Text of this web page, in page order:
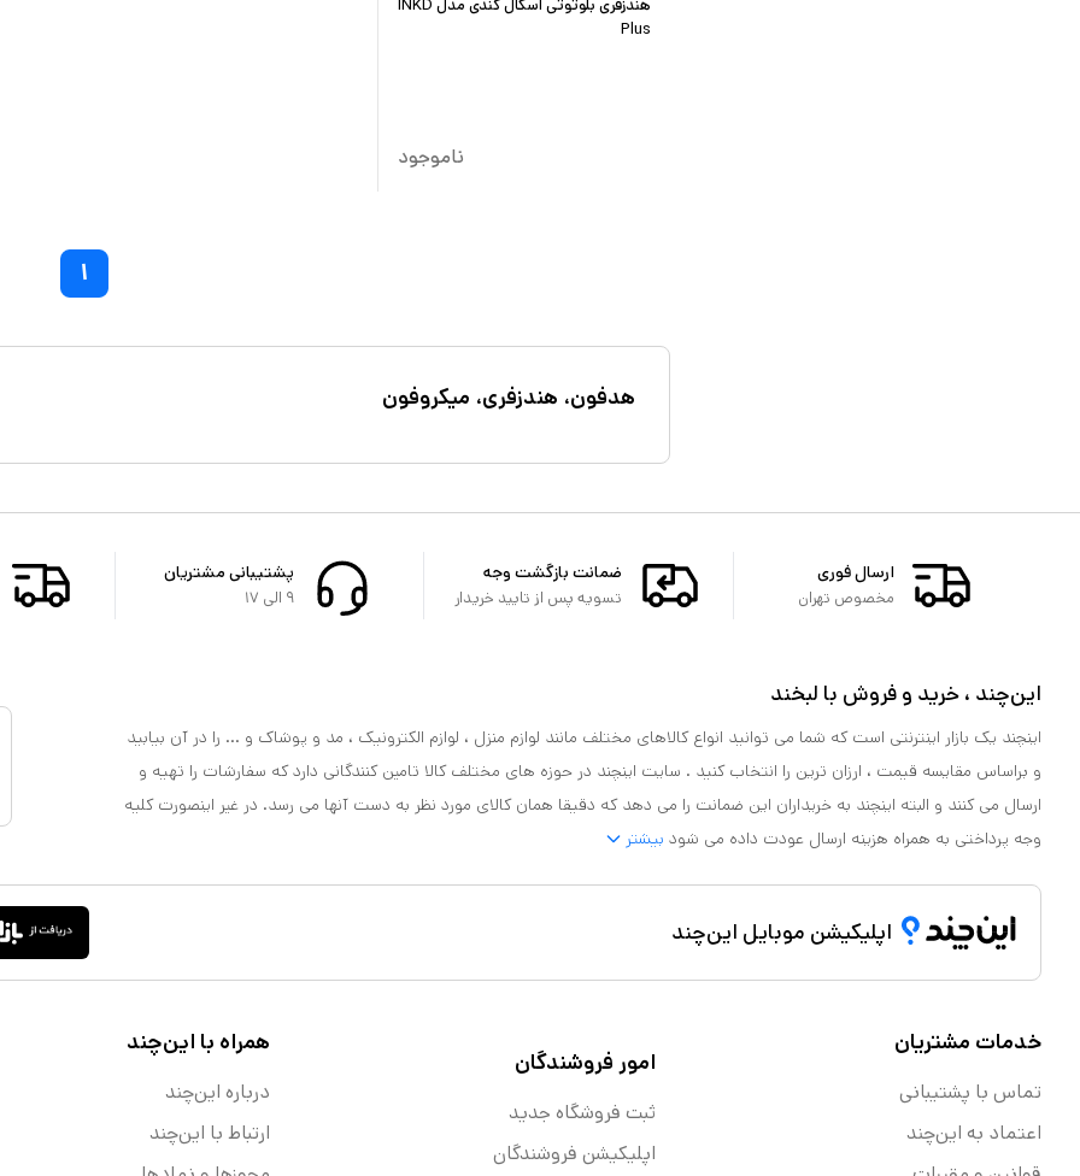
هندزفری بلوتوثی اسکال کندی مدل INKD
Plus
ناموجود
۱
هدفون، هندزفری، میکروفون
ارسال فوری
مخصوص تهران
ضمانت بازگشت وجه
تسویه پس از تایید خریدار
پشتیبانی مشتریان
۹ الی ۱۷
این‌چند ، خرید و فروش با لبخند
اینچند یک بازار اینترنتی است که شما می توانید انواع کالاهای مختلف مانند لوازم منزل ، لوازم الکترونیک ، مد و پوشاک و ... را در آن بیابید
و براساس مقایسه قیمت ، ارزان ترین را انتخاب کنید . سایت اینچند در حوزه های مختلف کالا تامین کنندگانی دارد که سفارشات را تهیه و
ارسال می کنند و البته اینچند به خریداران این ضمانت را می دهد که دقیقا همان کالای مورد نظر به دست آنها می رسد. در غیر اینصورت کلیه
وجه پرداختی به همراه هزینه ارسال عودت داده می شود بیشتر
اپلیکیشن موبایل این‌چند
خدمات مشتریان
تماس با پشتیبانی
اعتماد به این‌چند
امور فروشندگان
ثبت فروشگاه جدید
اپلیکیشن فروشندگان
همراه با این‌چند
درباره این‌چند
ارتباط با این‌چند